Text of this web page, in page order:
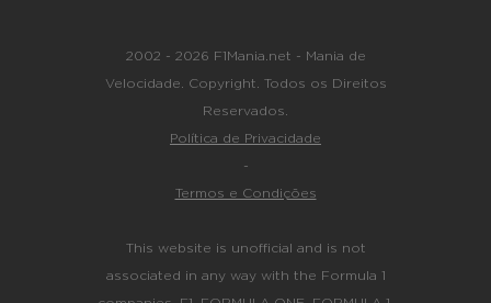
2002 - 2026 F1Mania.net - Mania de
Velocidade. Copyright. Todos os Direitos
Reservados.
Política de Privacidade
-
Termos e Condições
This website is unofficial and is not
associated in any way with the Formula 1